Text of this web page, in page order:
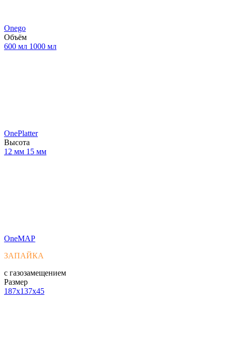
Onego
Объём
600 мл 1000 мл
OnePlatter
Высота
12 мм 15 мм
OneMAP
ЗАПАЙКА
с газозамещением
Размер
187x137x45